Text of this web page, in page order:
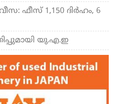
വീസ: ഫീസ് 1,150 ദിര്‍ഹം, 6
യു.എ.ഇ